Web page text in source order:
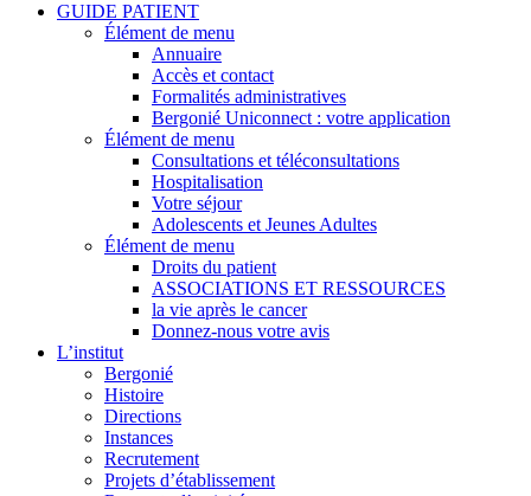
GUIDE PATIENT
Élément de menu
Annuaire
Accès et contact
Formalités administratives
Bergonié Uniconnect : votre application
Élément de menu
Consultations et téléconsultations
Hospitalisation
Votre séjour
Adolescents et Jeunes Adultes
Élément de menu
Droits du patient
ASSOCIATIONS ET RESSOURCES
la vie après le cancer
Donnez-nous votre avis
L’institut
Bergonié
Histoire
Directions
Instances
Recrutement
Projets d’établissement